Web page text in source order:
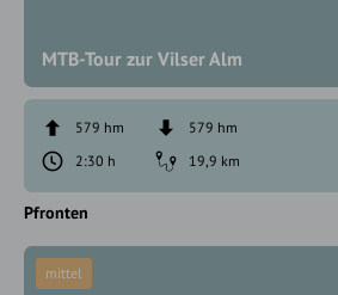
MTB-Tour zur Vilser Alm
579 hm
579 hm
2:30 h
19,9 km
Pfronten
mittel